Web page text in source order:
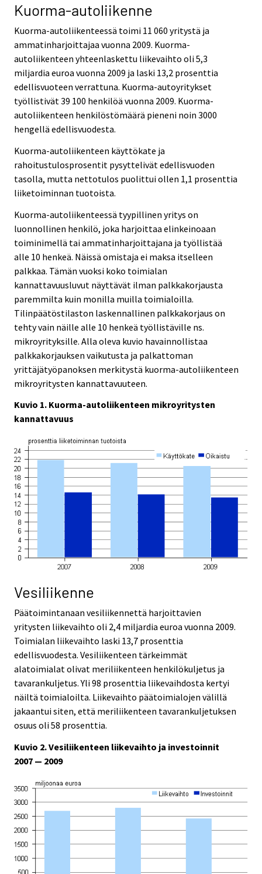
Kuorma-autoliikenne
Kuorma-autoliikenteessä toimi 11 060 yritystä ja
ammatinharjoittajaa vuonna 2009. Kuorma-
autoliikenteen yhteenlaskettu liikevaihto oli 5,3
miljardia euroa vuonna 2009 ja laski 13,2 prosenttia
edellisvuoteen verrattuna. Kuorma-autoyritykset
työllistivät 39 100 henkilöä vuonna 2009. Kuorma-
autoliikenteen henkilöstömäärä pieneni noin 3000
hengellä edellisvuodesta.
Kuorma-autoliikenteen käyttökate ja
rahoitustulosprosentit pysyttelivät edellisvuoden
tasolla, mutta nettotulos puolittui ollen 1,1 prosenttia
liiketoiminnan tuotoista.
Kuorma-autoliikenteessä tyypillinen yritys on
luonnollinen henkilö, joka harjoittaa elinkeinoaan
toiminimellä tai ammatinharjoittajana ja työllistää
alle 10 henkeä. Näissä omistaja ei maksa itselleen
palkkaa. Tämän vuoksi koko toimialan
kannattavuusluvut näyttävät ilman palkkakorjausta
paremmilta kuin monilla muilla toimialoilla.
Tilinpäätöstilaston laskennallinen palkkakorjaus on
tehty vain näille alle 10 henkeä työllistäville ns.
mikroyrityksille. Alla oleva kuvio havainnollistaa
palkkakorjauksen vaikutusta ja palkattoman
yrittäjätyöpanoksen merkitystä kuorma-autoliikenteen
mikroyritysten kannattavuuteen.
Kuvio 1. Kuorma-autoliikenteen mikroyritysten
kannattavuus
Vesiliikenne
Päätoimintanaan vesiliikennettä harjoittavien
yritysten liikevaihto oli 2,4 miljardia euroa vuonna 2009.
Toimialan liikevaihto laski 13,7 prosenttia
edellisvuodesta. Vesiliikenteen tärkeimmät
alatoimialat olivat meriliikenteen henkilökuljetus ja
tavarankuljetus. Yli 98 prosenttia liikevaihdosta kertyi
näiltä toimialoilta. Liikevaihto päätoimialojen välillä
jakaantui siten, että meriliikenteen tavarankuljetuksen
osuus oli 58 prosenttia.
Kuvio 2. Vesiliikenteen liikevaihto ja investoinnit
2007 — 2009